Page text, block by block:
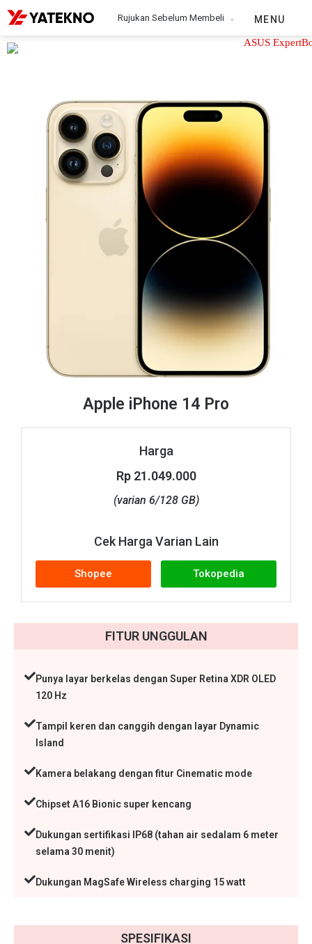
Rujukan Sebelum Membeli MENU
Apple iPhone 14 Pro
Harga
Rp 21.049.000
(varian 6/128 GB)
Cek Harga Varian Lain
Shopee Tokopedia
FITUR UNGGULAN
Punya layar berkelas dengan Super Retina XDR OLED
120 Hz
Tampil keren dan canggih dengan layar Dynamic
Island
Kamera belakang dengan fitur Cinematic mode
Chipset A16 Bionic super kencang
Dukungan sertifikasi IP68 (tahan air sedalam 6 meter
selama 30 menit)
Dukungan MagSafe Wireless charging 15 watt
SPESIFIKASI